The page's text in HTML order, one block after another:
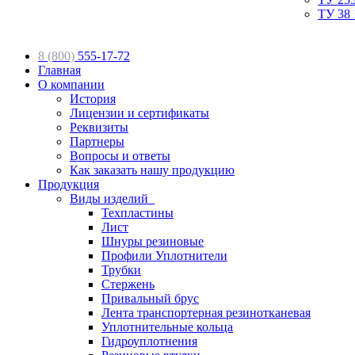
ТУ 38
8 (800) 555-17-72
Главная
О компании
История
Лицензии и сертификаты
Реквизиты
Партнеры
Вопросы и ответы
Как заказать нашу продукцию
Продукция
Виды изделий
Техпластины
Лист
Шнуры резиновые
Профили Уплотнители
Трубки
Стержень
Привальный брус
Лента транспортерная резинотканевая
Уплотнительные кольца
Гидроуплотнения